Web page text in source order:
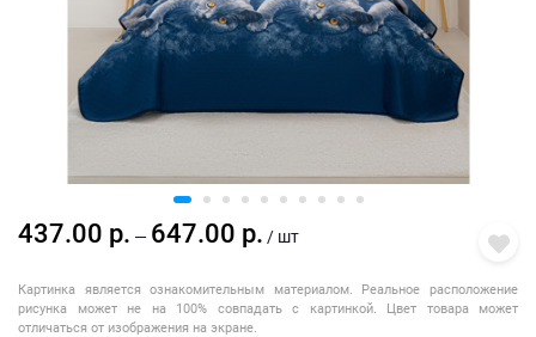
437.00 р. — 647.00 р. / шт
Картинка является ознакомительным материалом. Реальное расположение
рисунка может не на 100% совпадать с картинкой. Цвет товара может
отличаться от изображения на экране.